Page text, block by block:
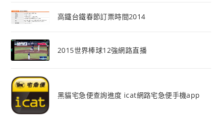
高鐵台鐵春節訂票時間2014
2015世界棒球12強網路直播
黑貓宅急便查詢進度 icat網路宅急便手機app